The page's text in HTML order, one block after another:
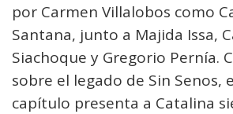
por Carmen Villalobos como
Santana, junto a Majida Issa,
Siachoque y Gregorio Pernía.
sobre el legado de Sin Senos,
capítulo presenta a Catalina